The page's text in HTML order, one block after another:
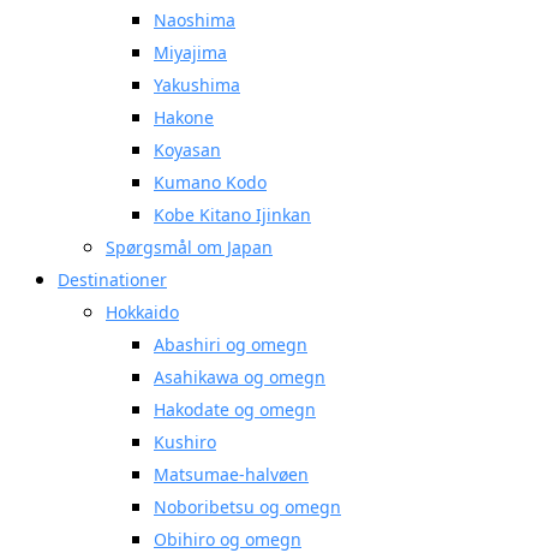
Naoshima
Miyajima
Yakushima
Hakone
Koyasan
Kumano Kodo
Kobe Kitano Ijinkan
Spørgsmål om Japan
Destinationer
Hokkaido
Abashiri og omegn
Asahikawa og omegn
Hakodate og omegn
Kushiro
Matsumae-halvøen
Noboribetsu og omegn
Obihiro og omegn